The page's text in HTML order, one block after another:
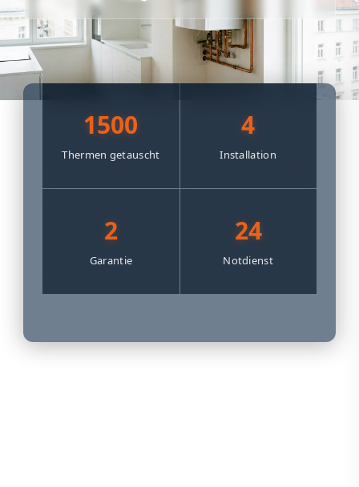
1500
Thermen getauscht
4
Installation
2
Garantie
24
Notdienst